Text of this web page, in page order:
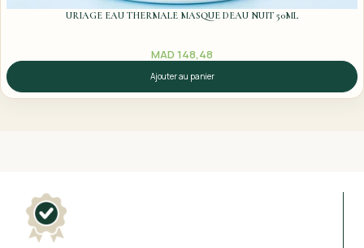
URIAGE EAU THERMALE MASQUE DEAU NUIT 50ML
MAD 148,48
Ajouter au panier